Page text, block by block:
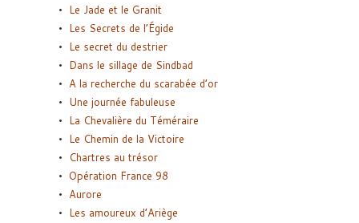
Le Jade et le Granit
Les Secrets de l’Égide
Le secret du destrier
Dans le sillage de Sindbad
A la recherche du scarabée d’or
Une journée fabuleuse
La Chevalière du Téméraire
Le Chemin de la Victoire
Chartres au trésor
Opération France 98
Aurore
Les amoureux d’Ariège